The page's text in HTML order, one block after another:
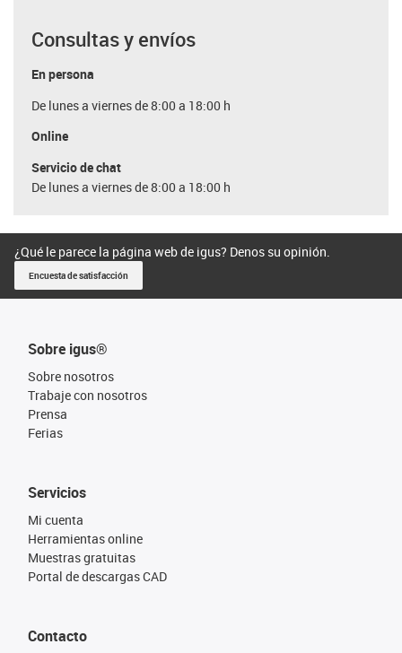
Consultas y envíos
En persona
De lunes a viernes de 8:00 a 18:00 h
Online
Servicio de chat
De lunes a viernes de 8:00 a 18:00 h
¿Qué le parece la página web de igus? Denos su opinión.
Encuesta de satisfacción
Sobre igus®
Sobre nosotros
Trabaje con nosotros
Prensa
Ferias
Servicios
Mi cuenta
Herramientas online
Muestras gratuitas
Portal de descargas CAD
Contacto